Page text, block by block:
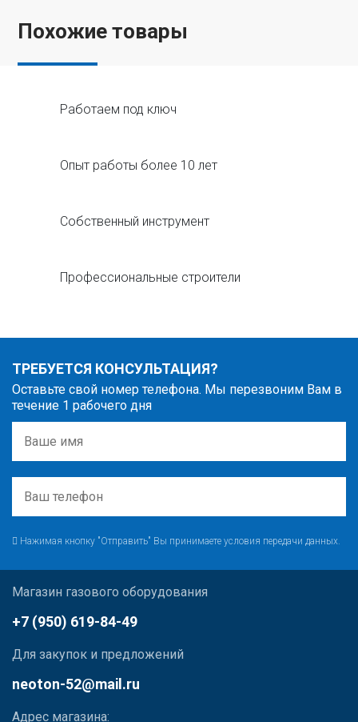
Похожие товары
Работаем под ключ
Опыт работы более 10 лет
Собственный инструмент
Профессиональные строители
ТРЕБУЕТСЯ КОНСУЛЬТАЦИЯ?
Оставьте свой номер телефона. Мы перезвоним Вам в
течение 1 рабочего дня
Нажимая кнопку "Отправить" Вы принимаете условия передачи данных.
Магазин газового оборудования
+7 (950) 619-84-49
Для закупок и предложений
neoton-52@mail.ru
Адрес магазина: